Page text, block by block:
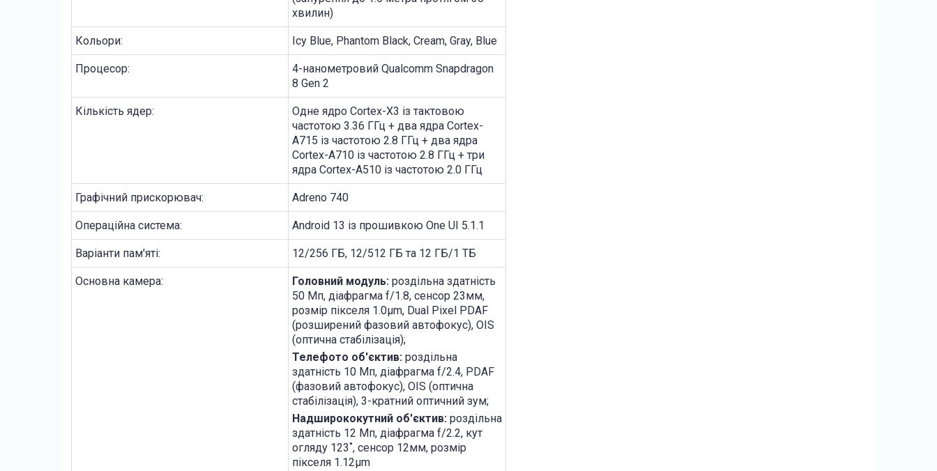
хвилин)
Кольори: Icy Blue, Phantom Black, Cream, Gray, Blue
Процесор:
4-нанометровий Qualcomm Snapdragon
8 Gen 2
Кількість ядер:
Одне ядро Cortex-X3 із тактовою
частотою 3.36 ГГц + два ядра Cortex-
A715 із частотою 2.8 ГГц + два ядра
Cortex-A710 із частотою 2.8 ГГц + три
ядра Cortex-A510 із частотою 2.0 ГГц
Графічний прискорювач: Adreno 740
Операційна система: Android 13 із прошивкою One UI 5.1.1
Варіанти пам'яті: 12/256 ГБ, 12/512 ГБ та 12 ГБ/1 ТБ
Основна камера: Головний модуль: роздільна здатність
50 Мп, діафрагма f/1.8, сенсор 23мм,
розмір пікселя 1.0µm, Dual Pixel PDAF
(розширений фазовий автофокус), OIS
(оптична стабілізація);
Телефото об'єктив: роздільна
здатність 10 Мп, діафрагма f/2.4, PDAF
(фазовий автофокус), OIS (оптична
стабілізація), 3-кратний оптичний зум;
Надширококутний об'єктив: роздільна
здатність 12 Мп, діафрагма f/2.2, кут
огляду 123˚, сенсор 12мм, розмір
пікселя 1.12µm